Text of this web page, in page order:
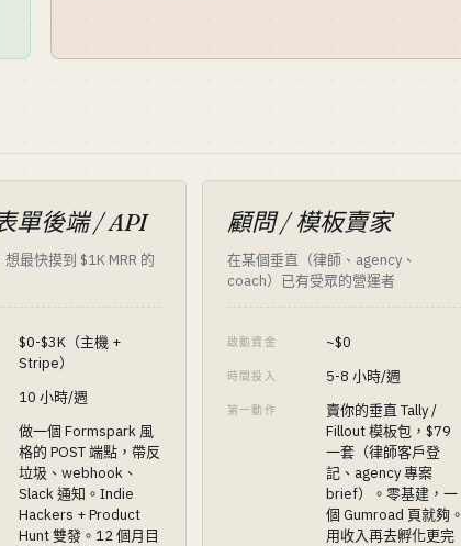
單後端 / API
最快摸到 $1K MRR 的
$0-$3K（主機 +
Stripe）
10 小時/週
做一個 Formspark 風
格的 POST 端點，帶反
垃圾、webhook、
Slack 通知。Indie
Hackers + Product
Hunt 雙發。12 個月目
顧問 / 模板賣家
在某個垂直（律師、agency、
coach）已有受眾的營運者
啟動資金 ~$0
時間投入 5-8 小時/週
第一動作
賣你的垂直 Tally /
Fillout 模板包，$79
一套（律師客戶登
記、agency 專案
brief）。零基建，一
個 Gumroad 頁就夠。
用收入再去孵化更完